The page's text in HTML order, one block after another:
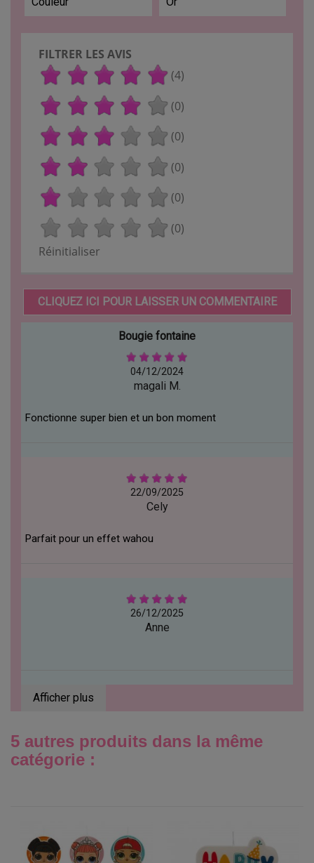
FILTRER LES AVIS
(4)
(0)
(0)
(0)
(0)
(0)
Réinitialiser
CLIQUEZ ICI POUR LAISSER UN COMMENTAIRE
Bougie fontaine
04/12/2024
magali M.
Fonctionne super bien et un bon moment
22/09/2025
Cely
Parfait pour un effet wahou
26/12/2025
Anne
Afficher plus
5 autres produits dans la même
catégorie :